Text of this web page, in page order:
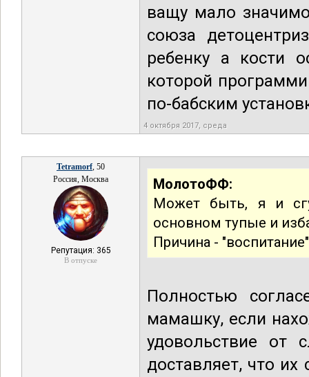
ващу мало
союза
ребенку а кости
которой
по-бабским
4 октября 2017, среда
Tetramorf, 50
Россия, Москва
Репутация: 365
В отпуске
МолотоФФ:
Может быть, я и
основном тупые и
Причина -
Полностью
мамашку, если
удовольствие от
доставляет, что